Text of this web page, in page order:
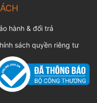
hành & đổi trả
sách quyền riêng tư